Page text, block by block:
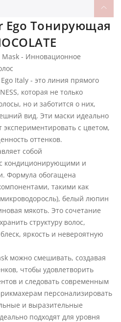
Ego Тонирующая
Mask - Инновационное
Italy - это линия прямого
которая не только
но и заботится о них,
вид. Эти маски идеально
экспериментировать с цветом,
оттенков.
собой
кондиционирующими и
Формула обогащена
такими как
белый люпин
мякоть. Это сочетание
структуру волос,
яркость и невероятную
можно смешивать, создавая
чтобы удовлетворить
и следовать современным
персонализировать
и выразительные
подходят для уровня